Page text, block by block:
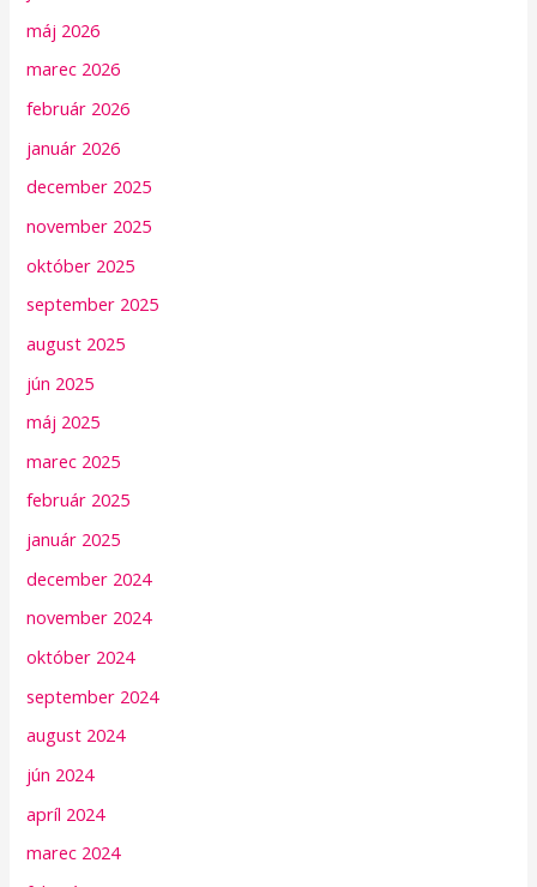
máj 2026
marec 2026
február 2026
január 2026
december 2025
november 2025
október 2025
september 2025
august 2025
jún 2025
máj 2025
marec 2025
február 2025
január 2025
december 2024
november 2024
október 2024
september 2024
august 2024
jún 2024
apríl 2024
marec 2024